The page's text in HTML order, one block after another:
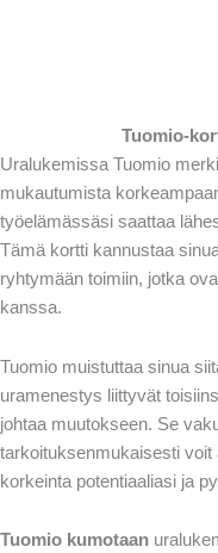
Tuomio-
Uralukemissa Tuomio
mukautumista
työelämässäsi saattaa
Tämä kortti kannustaa
ryhtymään toimiin, jotka
kanssa.
Tuomio muistuttaa sinua
uramenestys liittyvät
johtaa muutokseen. Se
tarkoituksenmukaisesti voit
korkeinta potentiaaliasi ja
Tuomio kumotaan